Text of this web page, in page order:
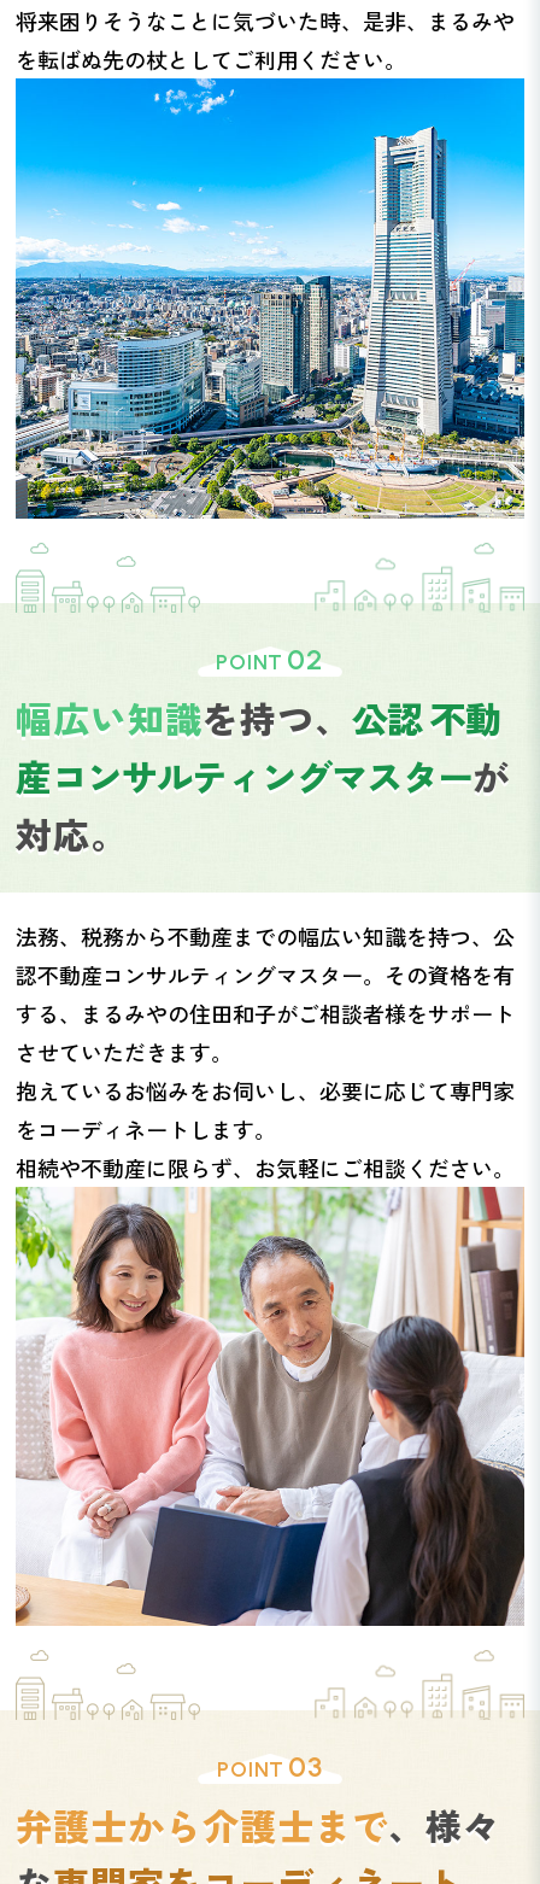
将来困りそうなことに気づいた時、是非、まるみや
を転ばぬ先の杖としてご利用ください。
POINT 02
幅広い知識を持つ、 公認 不動
産コンサルティングマスターが
対応。
法務、税務から不動産までの幅広い知識を持つ、公
認不動産コンサルティングマスター。その資格を有
する、まるみやの住田和子がご相談者様をサポート
させていただきます。
抱えているお悩みをお伺いし、必要に応じて専門家
をコーディネートします。
相続や不動産に限らず、お気軽にご相談ください。
POINT 03
弁護士から介護士まで、様々